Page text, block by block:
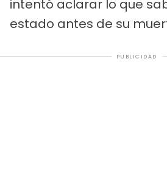
intentó aclarar lo que
estado antes de su
PUBLICIDAD